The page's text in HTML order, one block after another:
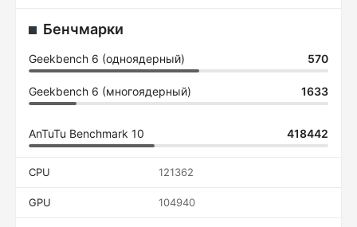
Бенчмарки
Geekbench 6 (одноядерный) 570
Geekbench 6 (многоядерный) 1633
AnTuTu Benchmark 10 418442
CPU 121362
GPU 104940